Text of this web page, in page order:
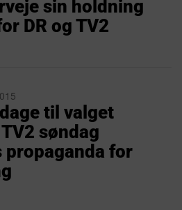
sin holdning
DR og TV2
til valget
søndag
for